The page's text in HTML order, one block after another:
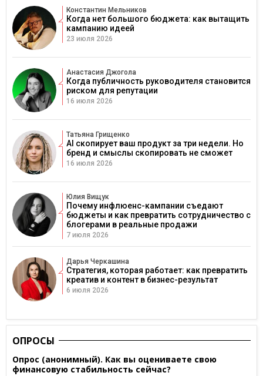
Константин Мельников
Когда нет большого бюджета: как вытащить
кампанию идеей
23 июля 2026
Анастасия Джогола
Когда публичность руководителя становится
риском для репутации
16 июля 2026
Татьяна Грищенко
AI скопирует ваш продукт за три недели. Но
бренд и смыслы скопировать не сможет
16 июля 2026
Юлия Вищук
Почему инфлюенс-кампании съедают
бюджеты и как превратить сотрудничество с
блогерами в реальные продажи
7 июля 2026
Дарья Черкашина
Стратегия, которая работает: как превратить
креатив и контент в бизнес-результат
6 июля 2026
ОПРОСЫ
Опрос (анонимный). Как вы оцениваете свою
финансовую стабильность сейчас?